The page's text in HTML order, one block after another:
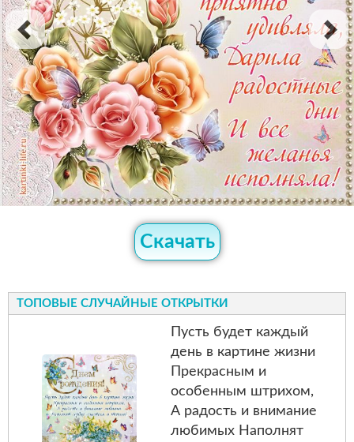
Скачать
ТОПОВЫЕ СЛУЧАЙНЫЕ ОТКРЫТКИ
Пусть будет каждый
день в картине жизни
Прекрасным и
особенным штрихом,
А радость и внимание
любимых Наполнят